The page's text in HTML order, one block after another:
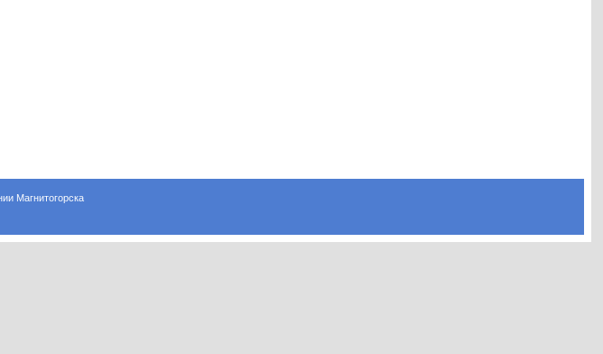
Магнитогорска